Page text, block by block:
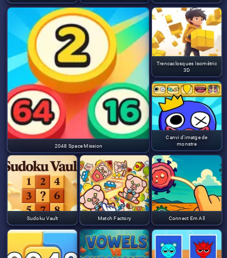
2048 Space Mission
Trencaclosques Isomètric
3D
Canvi d'imatge de
monstre
Sudoku Vault Match Factory Connect Em All